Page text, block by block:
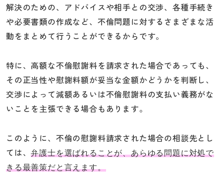
解決のための、アドバイスや相手との交渉、各種手続き
や必要書類の作成など、不倫問題に対するさまざまな活
動をまとめて行うことができるからです。
特に、高額な不倫慰謝料を請求された場合であっても、
その正当性や慰謝料額が妥当な金額かどうかを判断し、
交渉によって減額あるいは不倫慰謝料の支払い義務がな
いことを主張できる場合もあります。
このように、不倫の慰謝料請求された場合の相談先とし
ては、弁護士を選ばれることが、あらゆる問題に対処で
きる最善策だと言えます。